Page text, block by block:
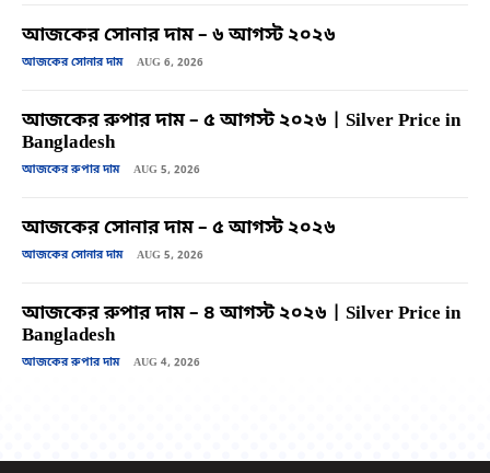
আজকের সোনার দাম – ৬ আগস্ট ২০২৬
আজকের সোনার দাম AUG 6, 2026
আজকের রুপার দাম – ৫ আগস্ট ২০২৬ | Silver Price in
Bangladesh
আজকের রুপার দাম AUG 5, 2026
আজকের সোনার দাম – ৫ আগস্ট ২০২৬
আজকের সোনার দাম AUG 5, 2026
আজকের রুপার দাম – ৪ আগস্ট ২০২৬ | Silver Price in
Bangladesh
আজকের রুপার দাম AUG 4, 2026